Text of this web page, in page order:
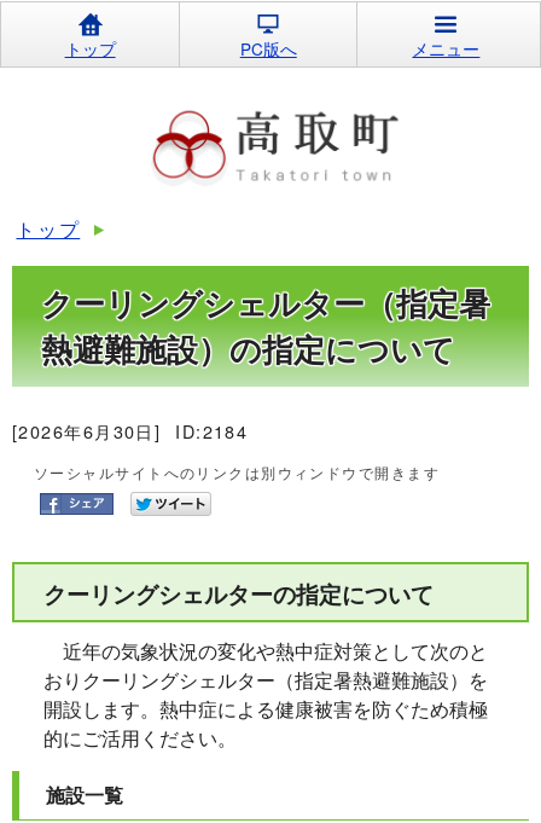
トップ PC版へ メニュー
トップ
クーリングシェルター（指定暑
熱避難施設）の指定について
[2026年6月30日] ID:2184
ソーシャルサイトへのリンクは別ウィンドウで開きます
クーリングシェルターの指定について
近年の気象状況の変化や熱中症対策として次のと
おりクーリングシェルター（指定暑熱避難施設）を
開設します。熱中症による健康被害を防ぐため積極
的にご活用ください。
施設一覧